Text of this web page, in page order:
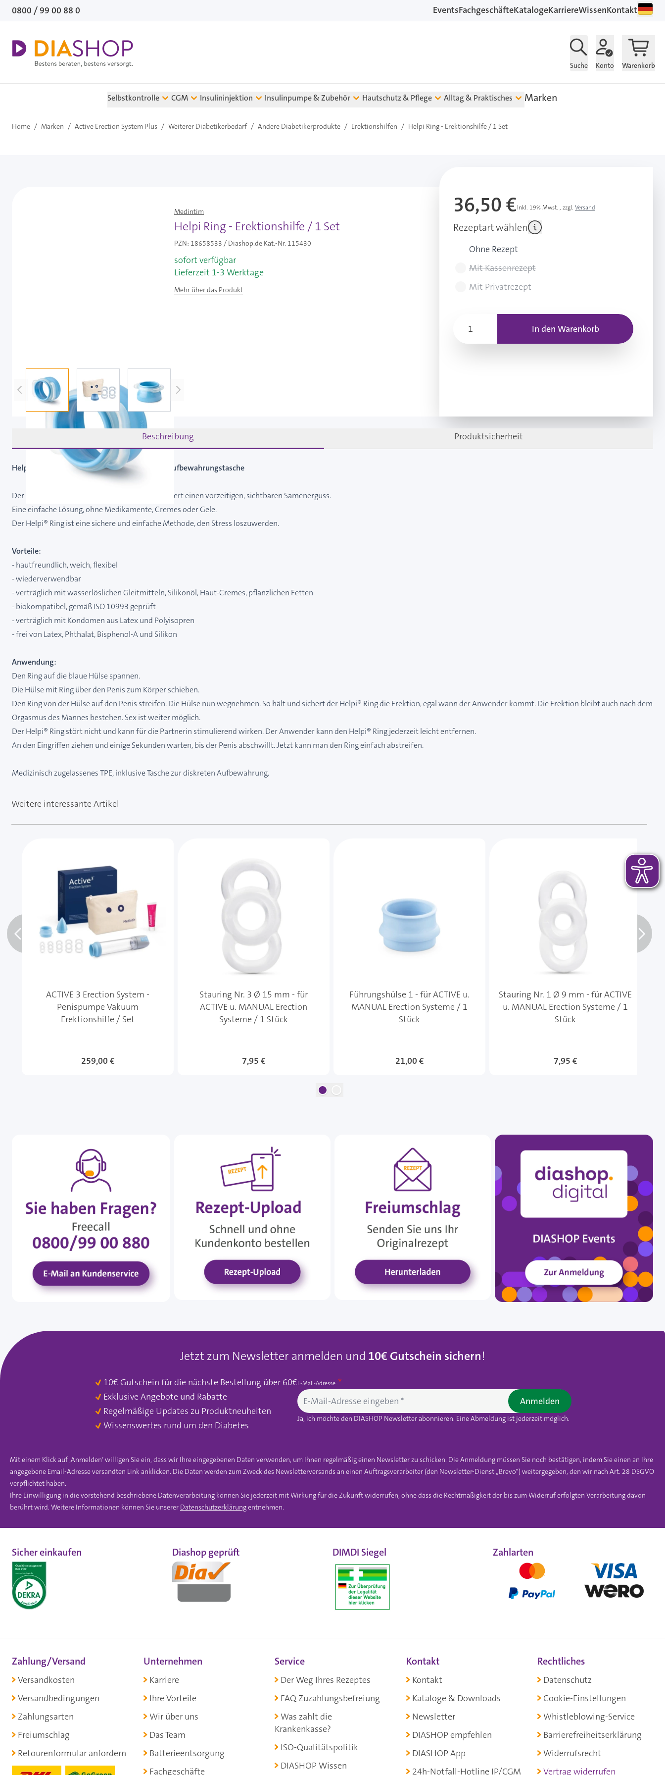
Direkt zum Inhalt
0800 / 99 00 88 0 EventsFachgeschäfteKatalogeKarriereWissenKontakt
Suche Konto Warenkorb
Selbstkontrolle CGM Insulininjektion Insulinpumpe & Zubehör Hautschutz & Pflege Alltag & Praktisches Marken
Home / Marken / Active Erection System Plus / Weiterer Diabetikerbedarf / Andere Diabetikerprodukte / Erektionshilfen / Helpi Ring - Erektionshilfe / 1 Set
View larger image
Medintim
Helpi Ring - Erektionshilfe / 1 Set
PZN: 18658533 / Diashop.de Kat.-Nr. 115430
sofort verfügbar
Lieferzeit 1-3 Werktage
Mehr über das Produkt
36,50 €Inkl. 19% Mwst. , zzgl. Versand
Rezeptart wählen
Ohne Rezept
Mit Kassenrezept
Mit Privatrezept
In den Warenkorb
Beschreibung Produktsicherheit
Helpi Ring bei vorzeitigem Samenerguss - mit Aufbewahrungstasche
Der Helpi® Ring sichert die Erektion und verhindert einen vorzeitigen, sichtbaren Samenerguss.
Eine einfache Lösung, ohne Medikamente, Cremes oder Gele.
Der Helpi® Ring ist eine sichere und einfache Methode, den Stress loszuwerden.
Vorteile:
- hautfreundlich, weich, flexibel
- wiederverwendbar
- verträglich mit wasserlöslichen Gleitmitteln, Silikonöl, Haut-Cremes, pflanzlichen Fetten
- biokompatibel, gemäß ISO 10993 geprüft
- verträglich mit Kondomen aus Latex und Polyisopren
- frei von Latex, Phthalat, Bisphenol-A und Silikon
Anwendung:
Den Ring auf die blaue Hülse spannen.
Die Hülse mit Ring über den Penis zum Körper schieben.
Den Ring von der Hülse auf den Penis streifen. Die Hülse nun wegnehmen. So hält und sichert der Helpi® Ring die Erektion, egal wann der Anwender kommt. Die Erektion bleibt auch nach dem
Orgasmus des Mannes bestehen. Sex ist weiter möglich.
Der Helpi® Ring stört nicht und kann für die Partnerin stimulierend wirken. Der Anwender kann den Helpi® Ring jederzeit leicht entfernen.
An den Eingriffen ziehen und einige Sekunden warten, bis der Penis abschwillt. Jetzt kann man den Ring einfach abstreifen.
Medizinisch zugelassenes TPE, inklusive Tasche zur diskreten Aufbewahrung.
Weitere interessante Artikel
ACTIVE 3 Erection System -
Penispumpe Vakuum
Erektionshilfe / Set
259,00 €
Stauring Nr. 3 Ø 15 mm - für
ACTIVE u. MANUAL Erection
Systeme / 1 Stück
7,95 €
Führungshülse 1 - für ACTIVE u.
MANUAL Erection Systeme / 1
Stück
21,00 €
Stauring Nr. 1 Ø 9 mm - für ACTIVE
u. MANUAL Erection Systeme / 1
Stück
7,95 €
Jetzt zum Newsletter anmelden und 10€ Gutschein sichern!
10€ Gutschein für die nächste Bestellung über 60€
Exklusive Angebote und Rabatte
Regelmäßige Updates zu Produktneuheiten
Wissenswertes rund um den Diabetes
E-Mail-Adresse
Ja, ich möchte den DIASHOP Newsletter abonnieren. Eine Abmeldung ist jederzeit möglich.
Anmelden
Mit einem Klick auf ‚Anmelden‘ willigen Sie ein, dass wir Ihre eingegebenen Daten verwenden, um Ihnen regelmäßig einen Newsletter zu schicken. Die Anmeldung müssen Sie noch bestätigen, indem Sie einen an Ihre
angegebene Email-Adresse versandten Link anklicken. Die Daten werden zum Zweck des Newsletterversands an einen Auftragsverarbeiter (den Newsletter-Dienst „Brevo“) weitergegeben, den wir nach Art. 28 DSGVO
verpflichtet haben.
Ihre Einwilligung in die vorstehend beschriebene Datenverarbeitung können Sie jederzeit mit Wirkung für die Zukunft widerrufen, ohne dass die Rechtmäßigkeit der bis zum Widerruf erfolgten Verarbeitung davon
berührt wird. Weitere Informationen können Sie unserer Datenschutzerklärungentnehmen.
Sicher einkaufen Diashop geprüft DIMDI Siegel Zahlarten
Zahlung/Versand
Versandkosten
Versandbedingungen
Zahlungsarten
Freiumschlag
Retourenformular anfordern
Unternehmen
Karriere
Ihre Vorteile
Wir über uns
Das Team
Batterieentsorgung
Fachgeschäfte
Service
Der Weg Ihres Rezeptes
FAQ Zuzahlungsbefreiung
Was zahlt die
Krankenkasse?
ISO-Qualitätspolitik
DIASHOP Wissen
Kontakt
Kontakt
Kataloge & Downloads
Newsletter
DIASHOP empfehlen
DIASHOP App
24h-Notfall-Hotline IP/CGM
Rechtliches
Datenschutz
Cookie-Einstellungen
Whistleblowing-Service
Barrierefreiheitserklärung
Widerrufsrecht
Vertrag widerrufen